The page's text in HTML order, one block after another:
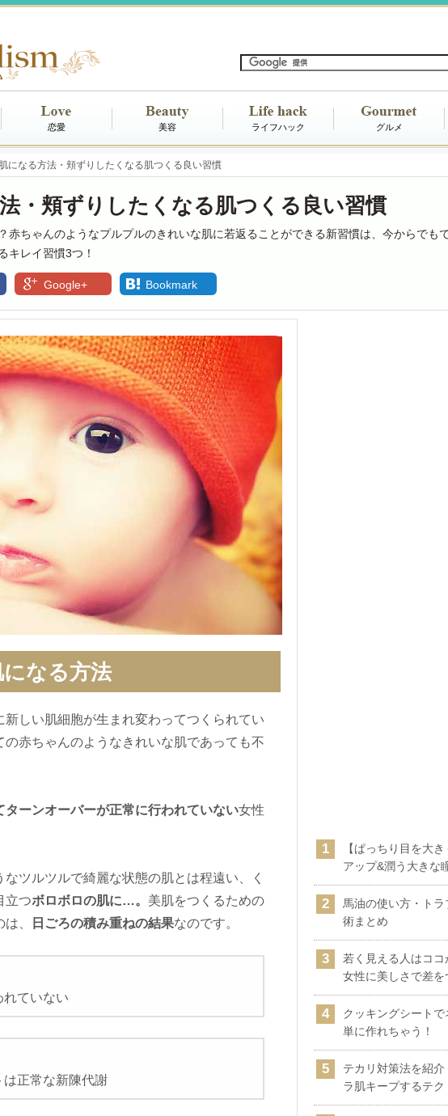
恋愛 美容 ライフハック グルメ
になる方法・頬ずりしたくなる肌つくる良い習慣
・頬ずりしたくなる肌つくる良い習慣
赤ちゃんのようなプルプルのきれいな肌に若返ることができる新習慣は、今からでも
キレイ習慣3つ！
Google+ Bookmark
なる方法
しい肌細胞が生まれ変わってつくられてい
赤ちゃんのようなきれいな肌であっても不
ターンオーバーが正常に行われていない女性
ツルツルで綺麗な状態の肌とは程遠い、く
立つボロボロの肌に…。 美肌をつくるための
、
日ごろの積み重ねの結果なのです。
れていない
正常な新陳代謝
【ぱっちり目を大
アップ&潤う大きな
馬油の使い方・ト
術まとめ
若く見える人はコ
女性に美しさで差を
クッキングシート
単に作れちゃう！
テカリ対策法を紹
ラ肌キープするテク